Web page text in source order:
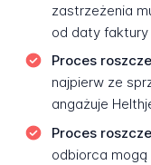
zastrzeżenia
od daty faktury
Proces
najpierw ze
angażuje
Proces
odbiorca mogą